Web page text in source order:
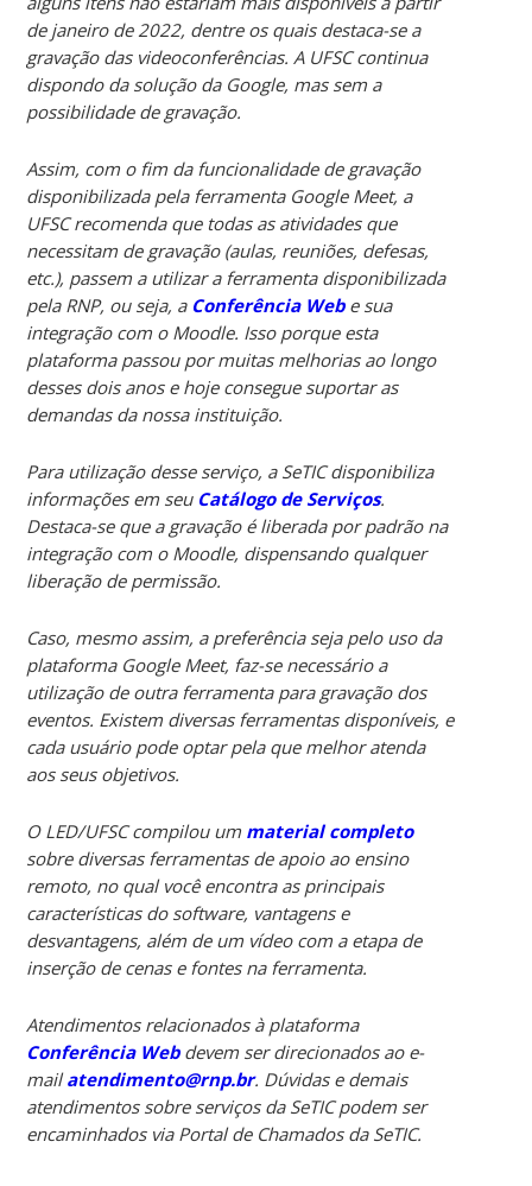
de janeiro de 2022, dentre os quais destaca-se a
gravação das videoconferências. A UFSC continua
dispondo da solução da Google, mas sem a
possibilidade de gravação.
Assim, com o fim da funcionalidade de gravação
disponibilizada pela ferramenta Google Meet, a
UFSC recomenda que todas as atividades que
necessitam de gravação (aulas, reuniões, defesas,
etc.), passem a utilizar a ferramenta disponibilizada
pela RNP, ou seja, a Conferência Webe sua
integração com o Moodle. Isso porque esta
plataforma passou por muitas melhorias ao longo
desses dois anos e hoje consegue suportar as
demandas da nossa instituição.
Para utilização desse serviço, a SeTIC disponibiliza
informações em seu Catálogo de Serviços.
Destaca-se que a gravação é liberada por padrão na
integração com o Moodle, dispensando qualquer
liberação de permissão.
Caso, mesmo assim, a preferência seja pelo uso da
plataforma Google Meet, faz-se necessário a
utilização de outra ferramenta para gravação dos
eventos. Existem diversas ferramentas disponíveis, e
cada usuário pode optar pela que melhor atenda
aos seus objetivos.
O LED/UFSC compilou um material completo
sobre diversas ferramentas de apoio ao ensino
remoto, no qual você encontra as principais
características do software, vantagens e
desvantagens, além de um vídeo com a etapa de
inserção de cenas e fontes na ferramenta.
Atendimentos relacionados à plataforma
Conferência Webdevem ser direcionados ao e-
mailatendimento@rnp.br. Dúvidas e demais
atendimentos sobre serviços da SeTIC podem ser
encaminhados via Portal de Chamados da SeTIC.